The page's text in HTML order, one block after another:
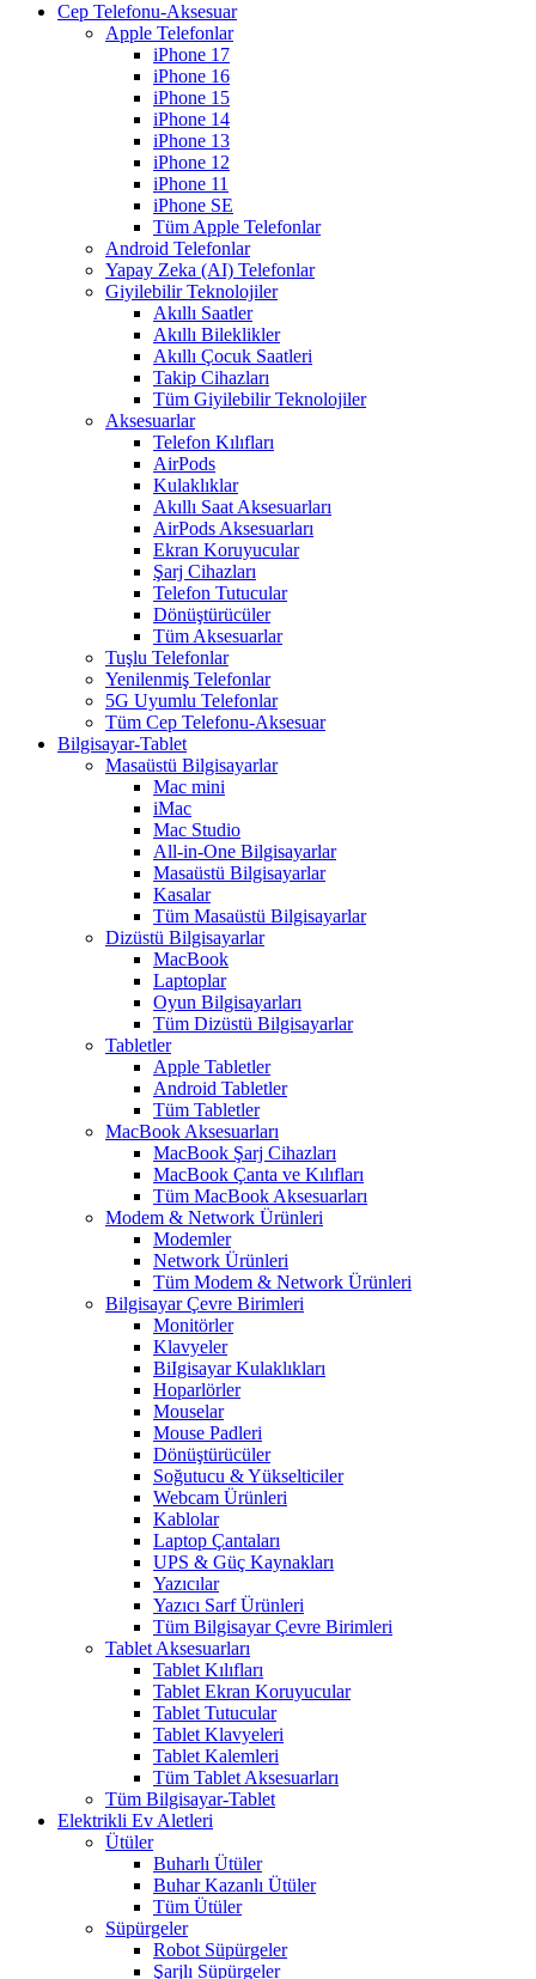
Cep Telefonu-Aksesuar
Apple Telefonlar
iPhone 17
iPhone 16
iPhone 15
iPhone 14
iPhone 13
iPhone 12
iPhone 11
iPhone SE
Tüm Apple Telefonlar
Android Telefonlar
Yapay Zeka (AI) Telefonlar
Giyilebilir Teknolojiler
Akıllı Saatler
Akıllı Bileklikler
Akıllı Çocuk Saatleri
Takip Cihazları
Tüm Giyilebilir Teknolojiler
Aksesuarlar
Telefon Kılıfları
AirPods
Kulaklıklar
Akıllı Saat Aksesuarları
AirPods Aksesuarları
Ekran Koruyucular
Şarj Cihazları
Telefon Tutucular
Dönüştürücüler
Tüm Aksesuarlar
Tuşlu Telefonlar
Yenilenmiş Telefonlar
5G Uyumlu Telefonlar
Tüm Cep Telefonu-Aksesuar
Bilgisayar-Tablet
Masaüstü Bilgisayarlar
Mac mini
iMac
Mac Studio
All-in-One Bilgisayarlar
Masaüstü Bilgisayarlar
Kasalar
Tüm Masaüstü Bilgisayarlar
Dizüstü Bilgisayarlar
MacBook
Laptoplar
Oyun Bilgisayarları
Tüm Dizüstü Bilgisayarlar
Tabletler
Apple Tabletler
Android Tabletler
Tüm Tabletler
MacBook Aksesuarları
MacBook Şarj Cihazları
MacBook Çanta ve Kılıfları
Tüm MacBook Aksesuarları
Modem & Network Ürünleri
Modemler
Network Ürünleri
Tüm Modem & Network Ürünleri
Bilgisayar Çevre Birimleri
Monitörler
Klavyeler
BiIgisayar Kulaklıkları
Hoparlörler
Mouselar
Mouse Padleri
Dönüştürücüler
Soğutucu & Yükselticiler
Webcam Ürünleri
Kablolar
Laptop Çantaları
UPS & Güç Kaynakları
Yazıcılar
Yazıcı Sarf Ürünleri
Tüm Bilgisayar Çevre Birimleri
Tablet Aksesuarları
Tablet Kılıfları
Tablet Ekran Koruyucular
Tablet Tutucular
Tablet Klavyeleri
Tablet Kalemleri
Tüm Tablet Aksesuarları
Tüm Bilgisayar-Tablet
Elektrikli Ev Aletleri
Ütüler
Buharlı Ütüler
Buhar Kazanlı Ütüler
Tüm Ütüler
Süpürgeler
Robot Süpürgeler
Şarjlı Süpürgeler